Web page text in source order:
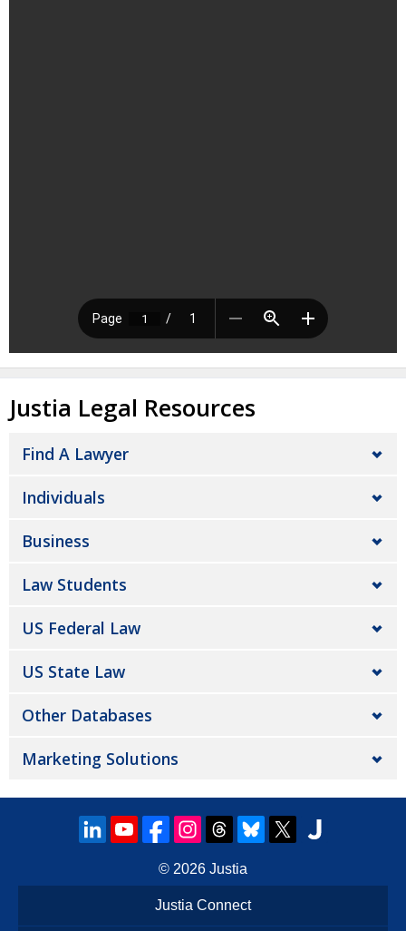
Justia Legal Resources
Find A Lawyer
Individuals
Business
Law Students
US Federal Law
US State Law
Other Databases
Marketing Solutions
© 2026 Justia
Justia Connect